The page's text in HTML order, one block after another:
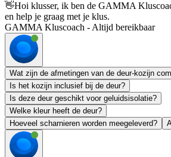
👋Hoi klusser, ik ben de GAMMA
en help je graag met je klus.
GAMMA Kluscoach - Altijd bereikbaar
Wat zijn de afmetingen van de deur-kozijn
Is het kozijn inclusief bij de deur?
Is deze deur geschikt voor geluidsisolatie?
Welke kleur heeft de deur?
Hoeveel scharnieren worden meegeleverd?